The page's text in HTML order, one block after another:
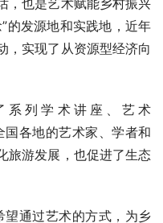
，也是艺术赋能乡村振兴
的发源地和实践地，近年
，实现了从资源型经济向
系列学术讲座、艺术
各地的艺术家、学者和
旅游发展，也促进了生态
望通过艺术的方式，为乡